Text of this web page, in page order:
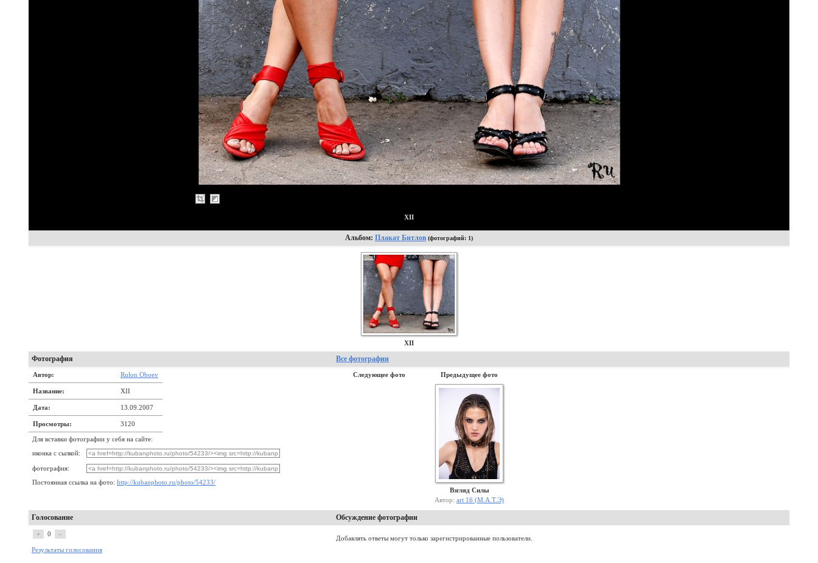
XII
Альбом: Плакат Битлов (фотографий: 1)
XII
Фотография Все фотографии
Автор: Rulon Oboev
Название: XII
Дата: 13.09.2007
Просмотры: 3120
Для вставки фотографии у себя на сайте:
иконка с сылкой:
фотография:
Постоянная ссылка на фото: http://kubanphoto.ru/photo/54233/
Следующее фото Предыдущее фото
Взгляд Силы
Автор: art 16 (М.А.Т.Э)
Голосование Обсуждение фотографии
+ 0 –
Результаты голосования
Добавлять ответы могут только зарегистрированные пользователи.